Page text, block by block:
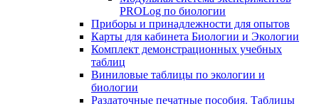
PROLog по биологии
Приборы и принадлежности для опытов
Карты для кабинета Биологии и Экологии
Комплект демонстрационных учебных
таблиц
Виниловые таблицы по экологии и
биологии
Раздаточные печатные пособия. Таблицы